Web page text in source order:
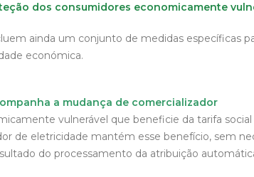
dos consumidores economicamente
ainda um conjunto de medidas específicas
económica.
a mudança de comercializador
vulnerável que beneficie da tarifa
de eletricidade mantém esse benefício, sem
do processamento da atribuição